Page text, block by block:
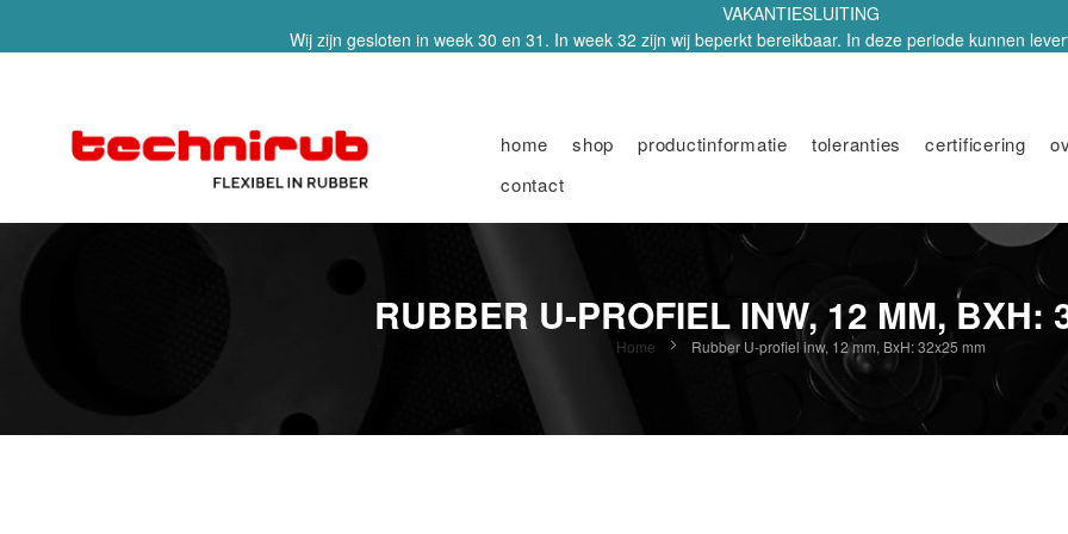
VAKANTIESLUITING
Wij zijn gesloten in week 30 en 31. In week 32 zijn wij beperkt bereikbaar. In deze periode kunnen
home shop productinformatie toleranties certificering
contact
RUBBER U-PROFIEL INW, 12 MM, BXH:
Home Rubber U-profiel inw, 12 mm, BxH: 32x25 mm